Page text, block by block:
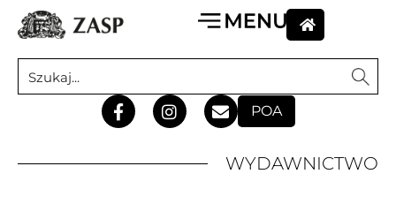
POA
WYDAWNICTWO